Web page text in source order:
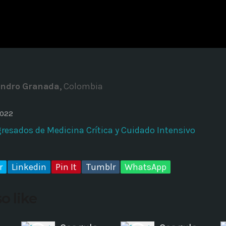
Time
Granada, Colombia
de Medicina Crítica y Cuidado Intensivo
Linkedin Pin It Tumblr WhatsApp